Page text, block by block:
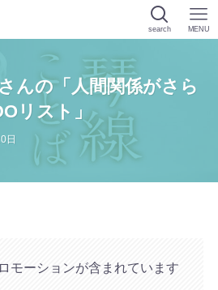
search MENU
んの「人間関係がさら
リスト」
日
モーションが含まれています